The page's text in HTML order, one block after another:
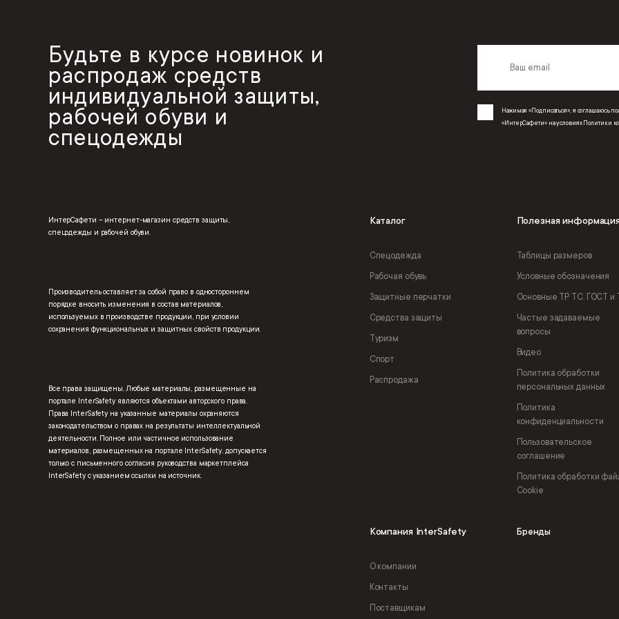
Будьте в курсе новинок и
распродаж средств
индивидуальной защиты,
рабочей обуви и
спецодежды
Нажимая «Подписаться», я соглашаюсь
«ИнтерСафети» на условиях Политики
ИнтерСафети – интернет-магазин средств защиты,
спецодежды и рабочей обуви.
Производитель оставляет за собой право в одностороннем
порядке вносить изменения в состав материалов,
используемых в производстве продукции, при условии
сохранения функциональных и защитных свойств продукции.
Все права защищены. Любые материалы, размещенные на
портале InterSafety являются объектами авторского права.
Права InterSafety на указанные материалы охраняются
законодательством о правах на результаты интеллектуальной
деятельности. Полное или частичное использование
материалов, размещенных на портале InterSafety, допускается
только с письменного согласия руководства маркетплейса
InterSafety с указанием ссылки на источник.
Каталог
Спецодежда
Рабочая обувь
Защитные перчатки
Средства защиты
Туризм
Спорт
Распродажа
Полезная
Таблицы размеров
Условные обозначения
Основные ТР ТС, ГОСТ и
Частые задаваемые
вопросы
Видео
Политика обработки
персональных данных
Политика
конфиденциальности
Пользовательское
соглашение
Политика обработки
Cookie
Компания InterSafety
О компании
Контакты
Поставщикам
Бренды